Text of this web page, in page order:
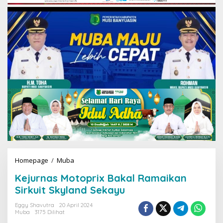
Homepage / Muba
j
u
r
n
Kejurnas Motoprix Bakal Ramaikan
Sirkuit Skyland Sekayu
Eggy Shavutra
20 April 2024
Muba
3175 Dilihat